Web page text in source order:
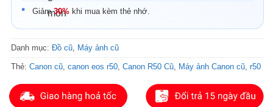
Giảm30% khi mua kèm thẻ nhớ.
Danh mục: Đồ cũ Máy ảnh cũ
Thẻ: Canon cũ canon eos r50 Canon R50 Cũ Máy ảnh Canon cũ r50